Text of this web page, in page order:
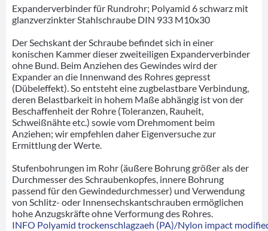
Expanderverbinder für Rundrohr; Polyamid 6 schwarz mit
glanzverzinkter Stahlschraube DIN 933 M10x30
Der Sechskant der Schraube befindet sich in einer
konischen Kammer dieser zweiteiligen Expanderverbinder
ohne Bund. Beim Anziehen des Gewindes wird der
Expander an die Innenwand des Rohres gepresst
(Dübeleffekt). So entsteht eine zugbelastbare Verbindung,
deren Belastbarkeit in hohem Maße abhängig ist von der
Beschaffenheit der Rohre (Toleranzen, Rauheit,
Schweißnähte etc.) sowie vom Drehmoment beim
Anziehen; wir empfehlen daher Eigenversuche zur
Ermittlung der Werte.
Stufenbohrungen im Rohr (äußere Bohrung größer als der
Durchmesser des Schraubenkopfes, innere Bohrung
passend für den Gewindedurchmesser) und Verwendung
von Schlitz- oder Innensechskantschrauben ermöglichen
hohe Anzugskräfte ohne Verformung des Rohres.
INFO Polyamid trockenschlagzaeh (PA)/Nylon impact